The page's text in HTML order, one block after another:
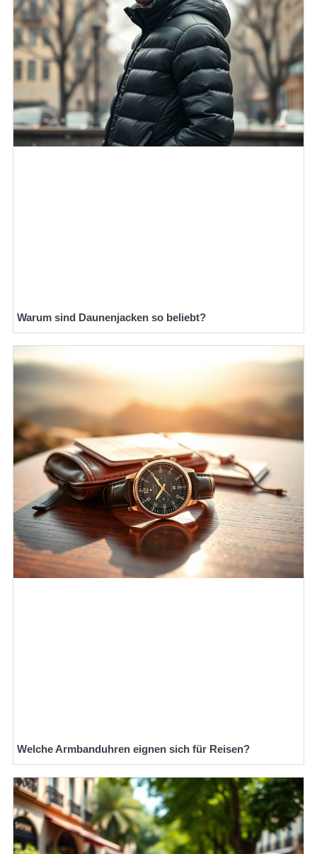
Warum sind Daunenjacken so beliebt?
Welche Armbanduhren eignen sich für Reisen?